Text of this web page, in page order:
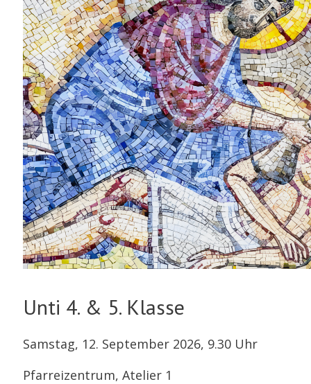
Unti 4. & 5. Klasse
Samstag, 12. September 2026, 9.30 Uhr
Pfarreizentrum, Atelier 1